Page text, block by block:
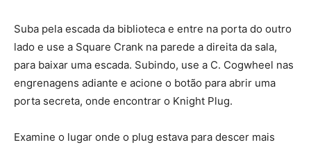
Suba pela escada da biblioteca e entre na porta do outro
lado e use a Square Crank na parede a direita da sala,
para baixar uma escada. Subindo, use a C. Cogwheel nas
engrenagens adiante e acione o botão para abrir uma
porta secreta, onde encontrar o Knight Plug.
Examine o lugar onde o plug estava para descer mais